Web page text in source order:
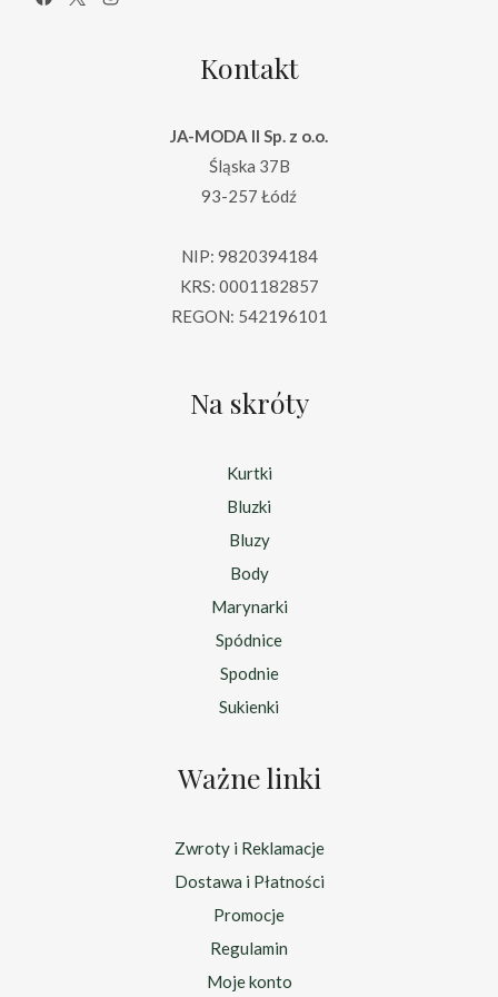
Kontakt
JA-MODA II Sp. z o.o.
Śląska 37B
93-257 Łódź
NIP: 9820394184
KRS: 0001182857
REGON: 542196101
Na skróty
Kurtki
Bluzki
Bluzy
Body
Marynarki
Spódnice
Spodnie
Sukienki
Ważne linki
Zwroty i Reklamacje
Dostawa i Płatności
Promocje
Regulamin
Moje konto